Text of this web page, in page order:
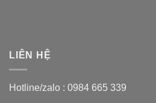
LIÊN HỆ
Hotline/zalo : 0984 665 339